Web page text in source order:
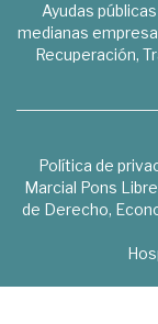
Ayudas
medianas
Recuperación,
Política de
Marcial Pons
de Derecho,